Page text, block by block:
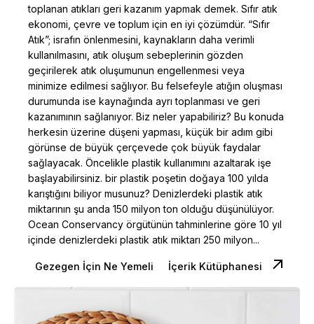
toplanan atıkları geri kazanım yapmak demek. Sıfır atık
ekonomi, çevre ve toplum için en iyi çözümdür. “Sıfır
Atık”; israfın önlenmesini, kaynakların daha verimli
kullanılmasını, atık oluşum sebeplerinin gözden
geçirilerek atık oluşumunun engellenmesi veya
minimize edilmesi sağlıyor. Bu felsefeyle atığın oluşması
durumunda ise kaynağında ayrı toplanması ve geri
kazanımının sağlanıyor. Biz neler yapabiliriz? Bu konuda
herkesin üzerine düşeni yapması, küçük bir adım gibi
görünse de büyük çerçevede çok büyük faydalar
sağlayacak. Öncelikle plastik kullanımını azaltarak işe
başlayabilirsiniz. bir plastik poşetin doğaya 100 yılda
karıştığını biliyor musunuz? Denizlerdeki plastik atık
miktarının şu anda 150 milyon ton olduğu düşünülüyor.
Ocean Conservancy örgütünün tahminlerine göre 10 yıl
içinde denizlerdeki plastik atık miktarı 250 milyon...
Gezegen İçin Ne Yemeli İçerik Kütüphanesi
Posted by